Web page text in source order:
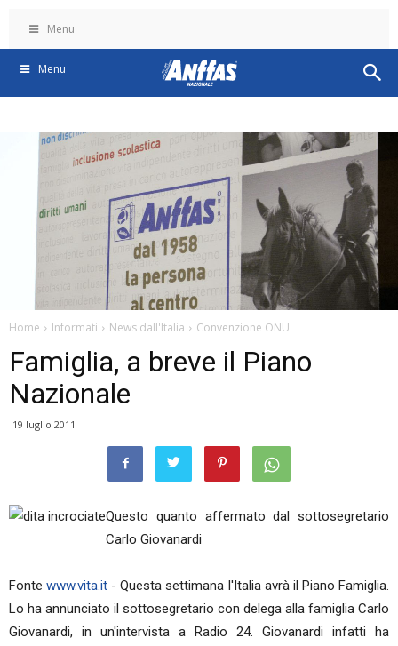
Menu
Menu
Home Informati News dall'Italia Convenzione ONU
Famiglia, a breve il Piano
Nazionale
19 luglio 2011
Questo quanto affermato dal sottosegretario
Carlo Giovanardi
Fontewww.vita.it - Questa settimana l'Italia avrà il Piano Famiglia.
Lo ha annunciato il sottosegretario con delega alla famiglia Carlo
Giovanardi, in un'intervista a Radio 24. Giovanardi infatti ha